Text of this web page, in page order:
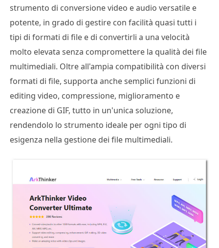
strumento di conversione video e audio versatile e
potente, in grado di gestire con facilità quasi tutti i
tipi di formati di file e di convertirli a una velocità
molto elevata senza compromettere la qualità dei file
multimediali. Oltre all'ampia compatibilità con diversi
formati di file, supporta anche semplici funzioni di
editing video, compressione, miglioramento e
creazione di GIF, tutto in un'unica soluzione,
rendendolo lo strumento ideale per ogni tipo di
esigenza nella gestione dei file multimediali.